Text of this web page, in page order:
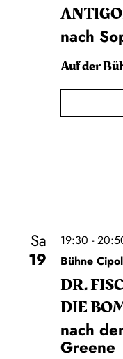
nach
Auf der
Sa
19
19:30 -
Bühne
DR.
DIE
nach
Greene